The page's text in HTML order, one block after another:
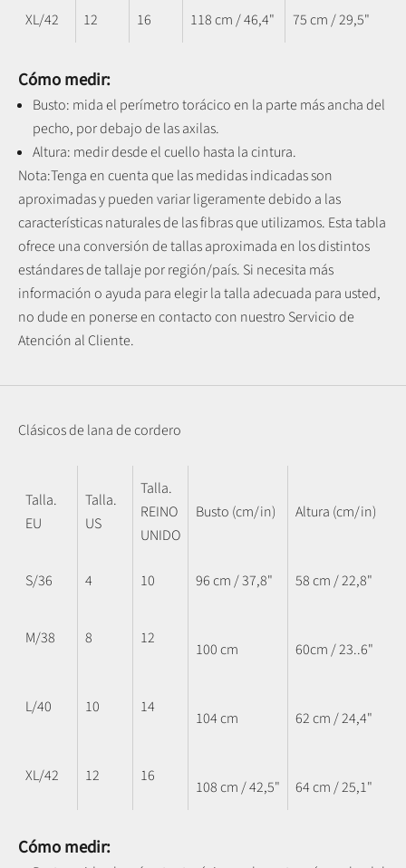
XL/42 12 16 118 cm / 46,4" 75 cm / 29,5"
Cómo medir:
Busto: mida el perímetro torácico en la parte más ancha del
pecho, por debajo de las axilas.
Altura: medir desde el cuello hasta la cintura.
Nota:Tenga en cuenta que las medidas indicadas son
aproximadas y pueden variar ligeramente debido a las
características naturales de las fibras que utilizamos. Esta tabla
ofrece una conversión de tallas aproximada en los distintos
estándares de tallaje por región/país. Si necesita más
información o ayuda para elegir la talla adecuada para usted,
no dude en ponerse en contacto con nuestro Servicio de
Atención al Cliente.
Clásicos de lana de cordero
Talla.
EU
Talla.
US
Talla.
REINO
UNIDO
Busto (cm/in) Altura (cm/in)
S/36 4 10 96 cm / 37,8" 58 cm / 22,8"
M/38 8 12
100 cm 60cm / 23..6"
L/40 10 14
104 cm 62 cm / 24,4"
XL/42 12 16
108 cm / 42,5" 64 cm / 25,1"
Cómo medir: